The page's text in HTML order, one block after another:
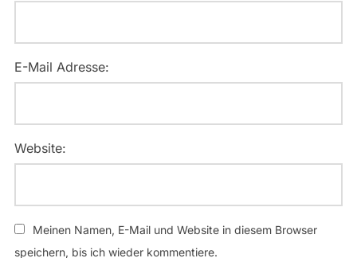
E-Mail Adresse:
Website:
Meinen Namen, E-Mail und Website in diesem Browser
speichern, bis ich wieder kommentiere.